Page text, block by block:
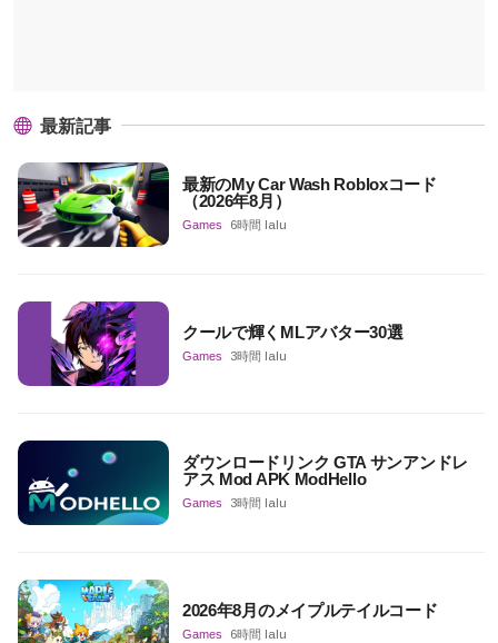
最新記事
最新のMy Car Wash Robloxコード
（2026年8月）
Games 6時間 lalu
クールで輝くMLアバター30選
Games 3時間 lalu
ダウンロードリンク GTA サンアンドレ
アス Mod APK ModHello
Games 3時間 lalu
2026年8月のメイプルテイルコード
Games 6時間 lalu